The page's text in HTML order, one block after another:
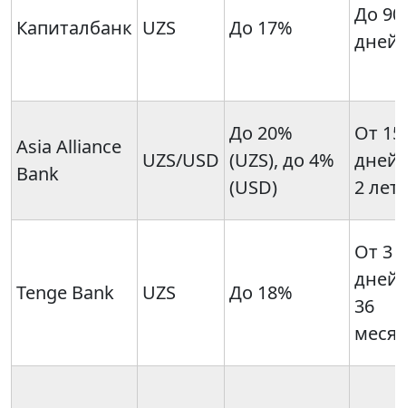
Капиталбанк UZS До 17%
До 90
дней
Asia Alliance
Bank
UZS/USD
До 20%
(UZS), до 4%
(USD)
От 15
дней
2 лет
Tenge Bank UZS До 18%
От 3
дней
36